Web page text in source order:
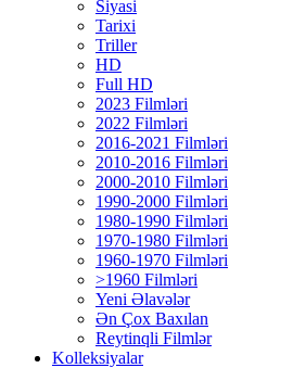
Siyasi
Tarixi
Triller
HD
Full HD
2023 Filmləri
2022 Filmləri
2016-2021 Filmləri
2010-2016 Filmləri
2000-2010 Filmləri
1990-2000 Filmləri
1980-1990 Filmləri
1970-1980 Filmləri
1960-1970 Filmləri
>1960 Filmləri
Yeni Əlavələr
Ən Çox Baxılan
Reytinqli Filmlər
Kolleksiyalar